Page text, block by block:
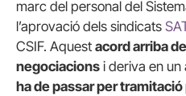
marc del personal del
l’aprovació dels sindicats
CSIF. Aquest acord arriba
negociacions i deriva en
ha de passar per